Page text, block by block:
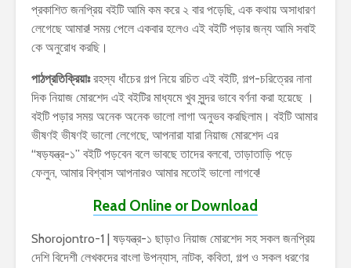
প্রকাশিত জনপ্রিয় বইটি আমি কম করে ২ বার পড়েছি, এক কথায় অসাধারণ
লেগেছে আমার! সময় পেলে একবার হলেও এই বইটি পড়ার জন্য আমি সবাই
কে অনুরোধ করছি।
পাঠপ্রতিক্রিয়াঃরহস্য ধাঁচের গল্প নিয়ে রচিত এই বইটি, গল্প-চরিত্রের নানা
দিক নিয়াজ মোরশেদ এই বইটির মাধ্যমে খুব সুন্দর ভাবে বর্ণনা করা হয়েছে ।
বইটি পড়ার সময় অনেক অনেক ভালো লাগা অনুভব করছিলাম। বইটি আমার
ভীষণই ভীষণই ভালো লেগেছে, আপনারা যারা নিয়াজ মোরশেদ এর
“ষড়যন্ত্র-১” বইটি পড়বেন বলে ভাবছে তাদের বলবো, তাড়াতাড়ি পড়ে
ফেলুন, আমার বিশ্বাস আপনারও আমার মতোই ভালো লাগবে!
Read Online or Download
Shorojontro-1 | ষড়যন্ত্র-১ ছাড়াও নিয়াজ মোরশেদ সহ সকল জনপ্রিয়
দেশি বিদেশী লেখকদের বাংলা উপন্যাস, নাটক, কবিতা, গল্প ও সকল ধরণের